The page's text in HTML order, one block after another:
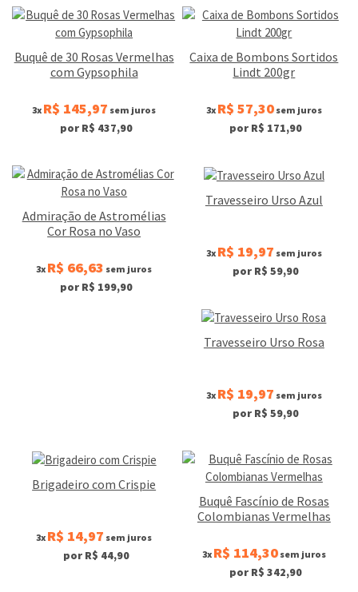
Buquê de 30 Rosas Vermelhas
com Gypsophila
3x R$ 145,97 sem juros
por R$ 437,90
Caixa de Bombons Sortidos
Lindt 200gr
3x R$ 57,30sem juros
por R$ 171,90
Admiração de Astromélias
Cor Rosa no Vaso
3x R$ 66,63 sem juros
por R$ 199,90
Travesseiro Urso Azul
3x R$ 19,97 sem juros
por R$ 59,90
Travesseiro Urso Rosa
3x R$ 19,97 sem juros
por R$ 59,90
Brigadeiro com Crispie
3x R$ 14,97 sem juros
por R$ 44,90
Buquê Fascínio de Rosas
Colombianas Vermelhas
3x R$ 114,30sem juros
por R$ 342,90